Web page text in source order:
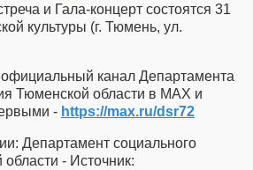
и Гала-концерт состоятся 31
культуры (г. Тюмень, ул.
канал Департамента
Тюменской области в MAX и
- https://max.ru/dsr72
Департамент социального
- Источник: